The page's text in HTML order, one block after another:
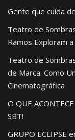
Gente que cuida
Teatro de
Ramos Exploram
Teatro de
de Marca: Como
Cinematográfica
O QUE
SBT!
GRUPO ECLIPSE